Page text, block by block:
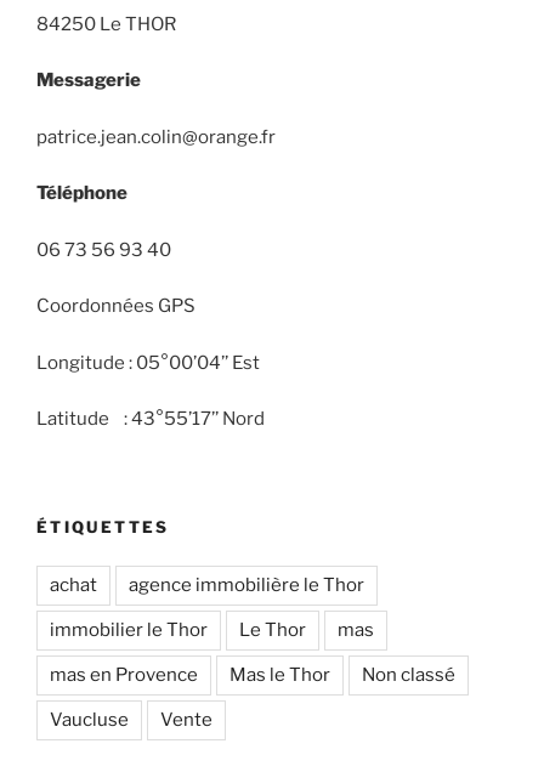
84250 Le THOR
Messagerie
patrice.jean.colin@orange.fr
Téléphone
06 73 56 93 40
Coordonnées GPS
Longitude : 05°00’04’’ Est
Latitude : 43°55’17’’ Nord
ÉTIQUETTES
achat agence immobilière le Thor
immobilier le Thor Le Thor mas
mas en Provence Mas le Thor Non classé
Vaucluse Vente